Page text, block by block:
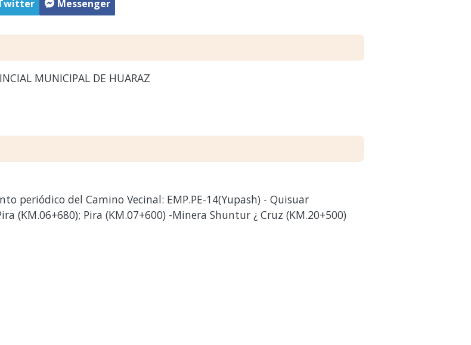
Messenger
MUNICIPAL DE HUARAZ
periódico del Camino Vecinal: EMP.PE-14(Yupash) - Quisuar
(KM.06+680); Pira (KM.07+600) -Minera Shuntur ¿ Cruz (KM.20+500)